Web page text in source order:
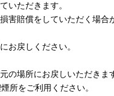
いただきます。
害賠償をしていただく場合
お戻しください。
の場所にお戻しいただきま
所をご利用ください。